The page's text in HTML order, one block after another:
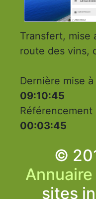
Transfert, mise
route des vins,
Dernière mise
09:10:45
Référencement
00:03:45
©
Annuaire
sites